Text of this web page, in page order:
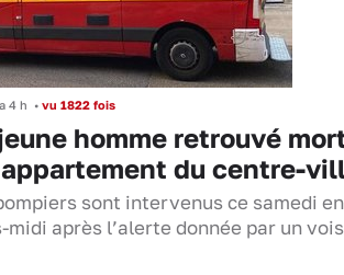
4 h • vu 1822 fois
homme retrouvé
du centre-
sont intervenus ce samedi en
midi après l’alerte donnée par un